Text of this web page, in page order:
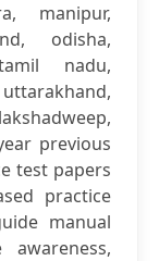
manipur,
odisha,
nadu,
previous
test papers
practice
manual